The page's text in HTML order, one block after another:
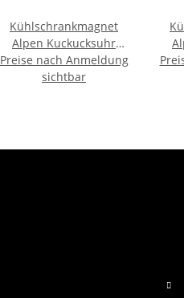
Kühlschrankmagnet
Alpen Kuckucksuhr
Magnet
Urlaubserinnerung
Preise nach Anmeldung
sichtbar